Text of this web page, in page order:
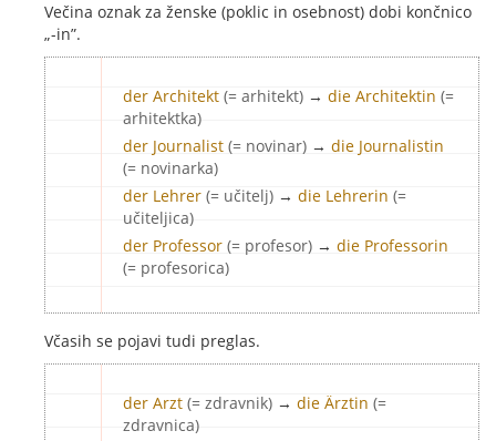
Večina oznak za ženske (poklic in osebnost) dobi končnico
„-in”.
der Architekt (= arhitekt) → die Architektin (=
arhitektka)
der Journalist (= novinar) → die Journalistin
(= novinarka)
der Lehrer (= učitelj) → die Lehrerin (=
učiteljica)
der Professor (= profesor) → die Professorin
(= profesorica)
Včasih se pojavi tudi preglas.
der Arzt (= zdravnik) → die Ärztin (=
zdravnica)